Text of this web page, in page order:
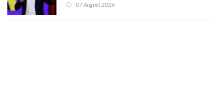
forma de quitar dignidad"
07 August 2026